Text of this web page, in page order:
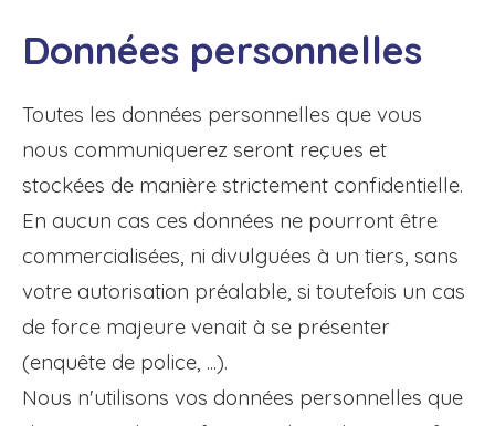
Données personnelles
Toutes les données personnelles que vous
nous communiquerez seront reçues et
stockées de manière strictement confidentielle.
En aucun cas ces données ne pourront être
commercialisées, ni divulguées à un tiers, sans
votre autorisation préalable, si toutefois un cas
de force majeure venait à se présenter
(enquête de police, ...).
Nous n'utilisons vos données personnelles que